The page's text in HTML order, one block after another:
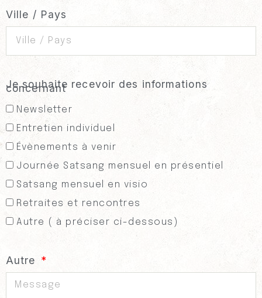
Ville / Pays
Je souhaite recevoir des informations
concernant
Newsletter
Entretien individuel
Évènements à venir
Journée Satsang mensuel en présentiel
Satsang mensuel en visio
Retraites et rencontres
Autre ( à préciser ci-dessous)
Autre